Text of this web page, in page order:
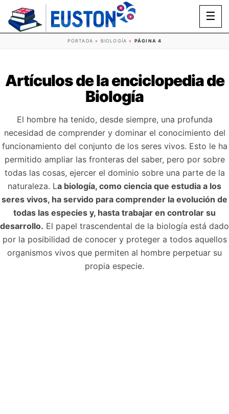
☰
PORTADA » BIOLOGÍA » PÁGINA 4
Artículos de la enciclopedia de
Biología
El hombre ha tenido, desde siempre, una profunda
necesidad de comprender y dominar el conocimiento del
funcionamiento del conjunto de los seres vivos. Esto le ha
permitido ampliar las fronteras del saber, pero por sobre
todas las cosas, ejercer el dominio sobre una parte de la
naturaleza. La biología, como ciencia que estudia a los
seres vivos, ha servido para comprender la evolución de
todas las especies y, hasta trabajar en controlar su
desarrollo. El papel trascendental de la biología está dado
por la posibilidad de conocer y proteger a todos aquellos
organismos vivos que permiten al hombre perpetuar su
propia especie.